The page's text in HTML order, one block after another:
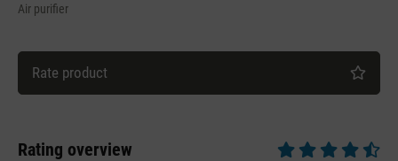
Air purifier
Rate product
Rating overview